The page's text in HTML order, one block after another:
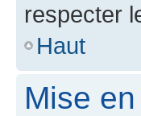
respecter
Haut
Mise